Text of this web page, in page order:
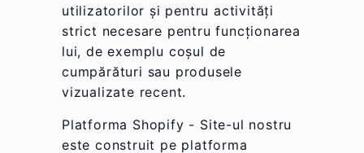
utilizatorilor și pentru activități
strict necesare pentru funcționarea
lui, de exemplu coșul de
cumpărături sau produsele
vizualizate recent.
Platforma Shopify - Site-ul nostru
este construit pe platforma